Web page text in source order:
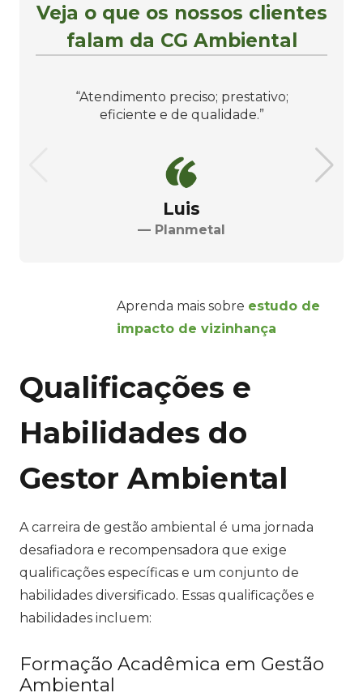
Veja o que os nossos clientes
falam da CG Ambiental
“Atendimento preciso; prestativo;
eficiente e de qualidade.”
Luis
— Planmetal
Aprenda mais sobre estudo de
impacto de vizinhança
Qualificações e
Habilidades do
Gestor Ambiental
A carreira de gestão ambiental é uma jornada
desafiadora e recompensadora que exige
qualificações específicas e um conjunto de
habilidades diversificado. Essas qualificações e
habilidades incluem:
Formação Acadêmica em Gestão
Ambiental